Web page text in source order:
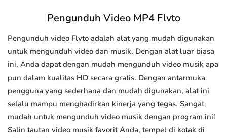
Pengunduh Video MP4 Flvto
Pengunduh video Flvto adalah alat yang mudah digunakan
untuk mengunduh video dan musik. Dengan alat luar biasa
ini, Anda dapat dengan mudah mengunduh video musik apa
pun dalam kualitas HD secara gratis. Dengan antarmuka
pengguna yang sederhana dan mudah digunakan, alat ini
selalu mampu menghadirkan kinerja yang tegas. Sangat
mudah untuk mengunduh video musik dengan program ini!
Salin tautan video musik favorit Anda, tempel di kotak di